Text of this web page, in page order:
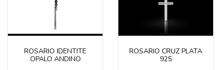
ROSARIO IDENTITE
OPALO ANDINO
ROSARIO CRUZ PLATA
925